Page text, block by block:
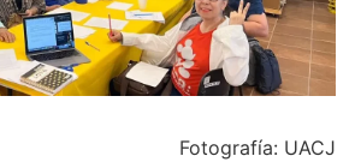
Fotografía: UACJ